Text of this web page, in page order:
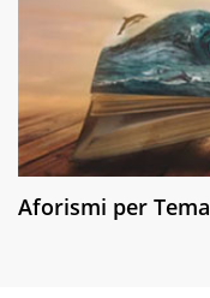
Aforismi per Tema